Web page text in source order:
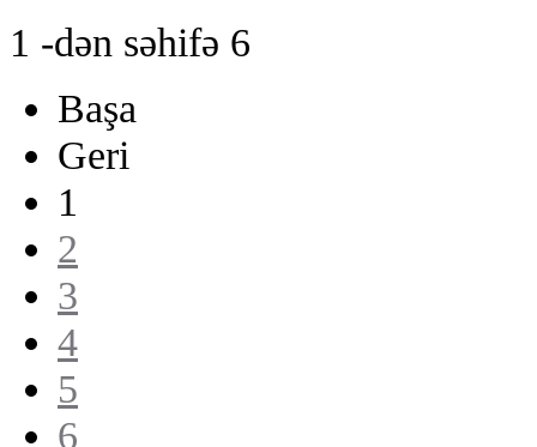
1 -dən səhifə 6
Başa
Geri
1
2
3
4
5
6